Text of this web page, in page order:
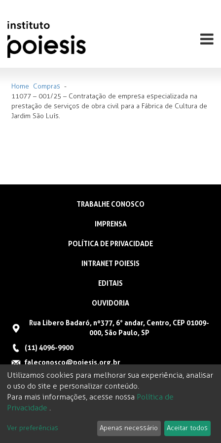
Home Compras -
11077 – 001/25 – Contratação de empresa especializada na
prestação de serviços de obra civil para a Fábrica de Cultura de
Jardim São Luís.
TRABALHE CONOSCO
IMPRENSA
POLÍTICA DE PRIVACIDADE
INTRANET POIESIS
EDITAIS
OUVIDORIA
Rua Libero Badaró, nº377, 6° andar, Centro, CEP 01009-
000, São Paulo, SP
(11) 4096-9900
faleconosco@poiesis.org.br
Utilizamos cookies para melhorar sua experiência, analisar
o uso do site e personalizar conteúdo.
Para mais informações, acesse nossa Política de
Privacidade .
Ver preferências Apenas necessário Aceitar todos